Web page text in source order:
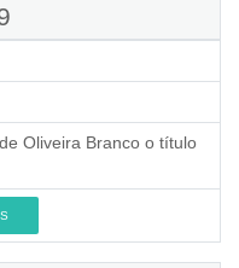
Oliveira Branco o título